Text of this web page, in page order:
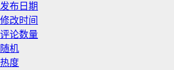
发布日期
修改时间
评论数量
随机
热度